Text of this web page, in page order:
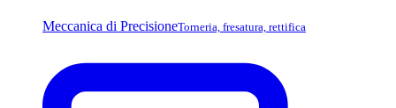
Meccanica di PrecisioneTorneria, fresatura, rettifica